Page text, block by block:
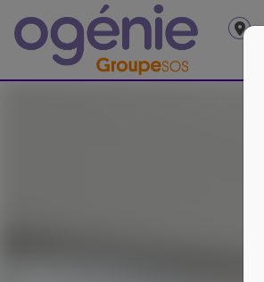
Panneau de gestion des cookies